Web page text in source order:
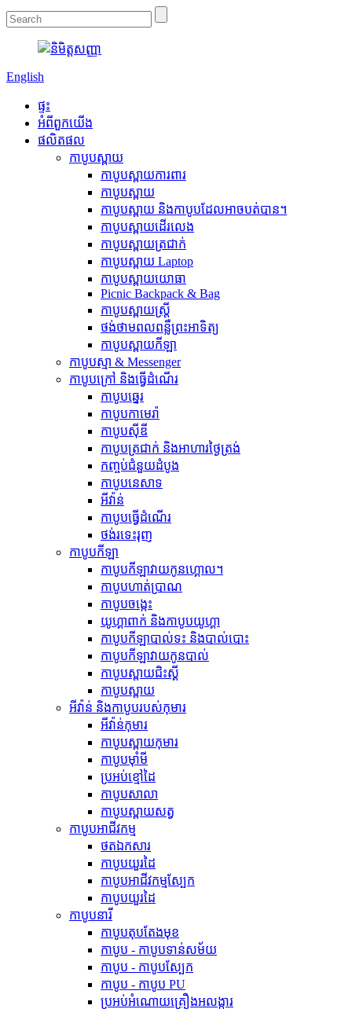
English
ផ្ទះ
អំពី​ពួក​យើង
ផលិតផល
កាបូបស្ពាយ
កាបូបស្ពាយការពារ
កាបូបស្ពាយ
កាបូបស្ពាយ និងកាបូបដែលអាចបត់បាន។
កាបូបស្ពាយដើរលេង
កាបូបស្ពាយត្រជាក់
កាបូបស្ពាយ Laptop
កាបូបស្ពាយយោធា
Picnic Backpack & Bag
កាបូបស្ពាយស្ត្រី
ថង់ថាមពលពន្លឺព្រះអាទិត្យ
កាបូបស្ពាយកីឡា
កាបូបស្មា & Messenger
កាបូបក្រៅ និងធ្វើដំណើរ
កាបូបឆ្នេរ
កាបូបកាមេរ៉ា
កាបូបស៊ីឌី
កាបូបត្រជាក់ និងអាហារថ្ងៃត្រង់
កញ្ចប់ជំនួយដំបូង
កាបូបនេសាទ
អីវ៉ាន់
កាបូបធ្វើដំណើរ
ថង់រទេះរុញ
កាបូបកីឡា
កាបូបកីឡាវាយកូនហ្គោល។
កាបូបហាត់ប្រាណ
កាបូបចង្កេះ
យូហ្គាពាក់ និងកាបូបយូហ្គា
កាបូបកីឡាបាល់ទះ និងបាល់បោះ
កាបូបកីឡាវាយកូនបាល់
កាបូបស្ពាយជិះស្គី
កាបូបស្ពាយ
អីវ៉ាន់ និងកាបូបរបស់កុមារ
អីវ៉ាន់កុមារ
កាបូបស្ពាយកុមារ
កាបូបម៉ាំមី
ប្រអប់​ខ្មៅដៃ
កាបូបសាលា
កាបូបស្ពាយសត្វ
កាបូបអាជីវកម្ម
ថតឯកសារ
កាបូបយួរដៃ
កាបូបអាជីវកម្មស្បែក
កាបូបយួរដៃ
កាបូបនារី
កាបូបតុបតែងមុខ
កាបូប - កាបូបទាន់សម័យ
កាបូប - កាបូបស្បែក
កាបូប - កាបូប PU
ប្រអប់អំណោយគ្រឿងអលង្ការ